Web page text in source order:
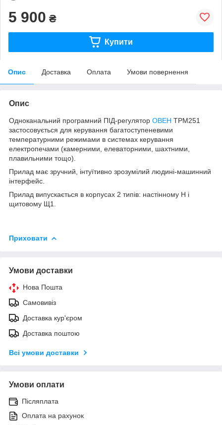
5 900 ₴
Купити
Опис Доставка Оплата Умови повернення
Опис
Одноканальний програмний ПІД-регулятор ОВЕН ТРМ251
застосовується для керування багатоступеневими
температурними режимами в системах керування
електропечами (камерними, елеваторними, шахтними,
плавильними тощо).
Прилад має зручний, інтуїтивно зрозумілий людині-машинний
інтерфейс.
Прилад випускається в корпусах 2 типів: настінному Н і
щитовому Щ1.
Приховати
Умови доставки
Нова Пошта
Самовивіз
Доставка кур'єром
Доставка поштою
Всі умови доставки
Умови оплати
Післяплата
Оплата на рахунок